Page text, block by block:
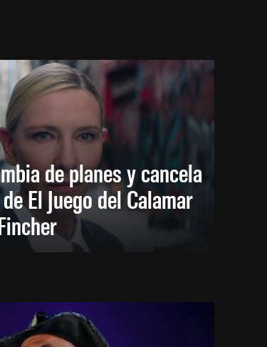
de planes y cancela
El Juego del Calamar